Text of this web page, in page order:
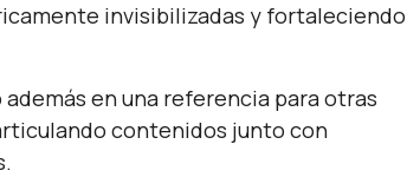
invisibilizadas y fortaleciendo
en una referencia para otras
contenidos junto con